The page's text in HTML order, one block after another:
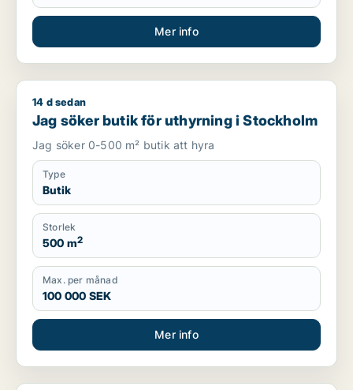
Mer info
Jag söker butik för uthyrning i Stockholm
14 d sedan
Jag söker butik för uthyrning i Stockholm
Jag söker 0-500 m² butik att hyra
Type
Butik
Storlek
500 m2
Max. per månad
100 000 SEK
Mer info